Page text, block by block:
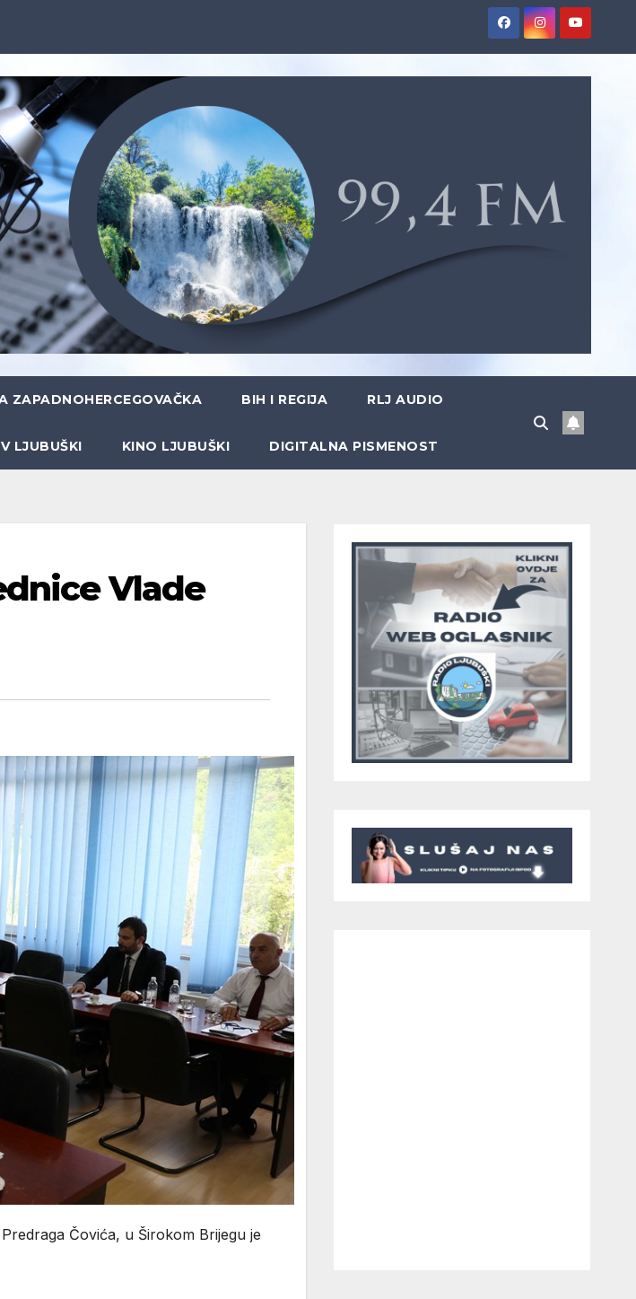
ZAPADNOHERCEGOVAČKA BIH I REGIJA RLJ AUDIO
LJUBUŠKI KINO LJUBUŠKI DIGITALNA PISMENOST
Vlade
Čovića, u Širokom Brijegu je